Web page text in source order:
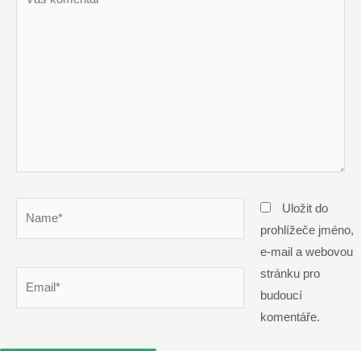
Uložit do
prohlížeče jméno,
e-mail a webovou
stránku pro
budoucí
komentáře.